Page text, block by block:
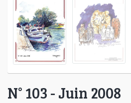
N° 103 - Juin 2008